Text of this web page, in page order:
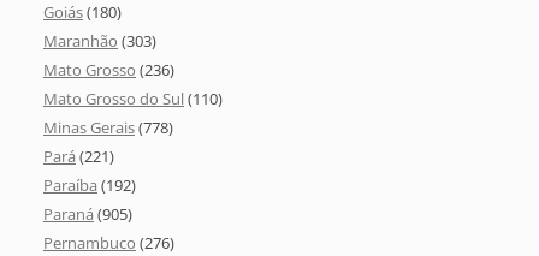
Goiás(180)
Maranhão (303)
Mato Grosso (236)
Mato Grosso do Sul(110)
Minas Gerais(778)
Pará (221)
Paraíba (192)
Paraná (905)
Pernambuco (276)